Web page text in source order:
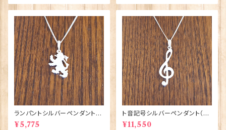
ランパントシルバーペンダント
（UP159）ORTAK 70152
¥5,775
ト音記号シルバーペンダント（U
P161）ORTAK 70151
¥11,550